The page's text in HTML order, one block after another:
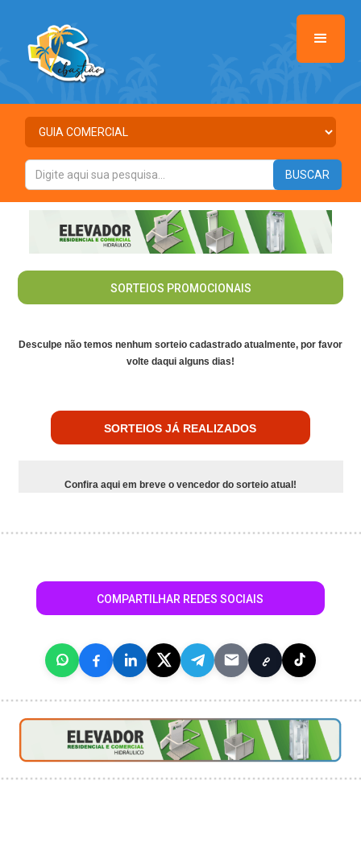
SORTEIOS PROMOCIONAIS
Desculpe não temos nenhum sorteio cadastrado atualmente, por favor
volte daqui alguns dias!
SORTEIOS JÁ REALIZADOS
Confira aqui em breve o vencedor do sorteio atual!
COMPARTILHAR REDES SOCIAIS